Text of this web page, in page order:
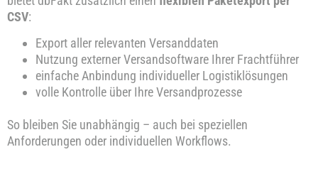
CSV:
Export aller relevanten Versanddaten
Nutzung externer Versandsoftware Ihrer Frachtführer
einfache Anbindung individueller Logistiklösungen
volle Kontrolle über Ihre Versandprozesse
So bleiben Sie unabhängig – auch bei speziellen
Anforderungen oder individuellen Workflows.